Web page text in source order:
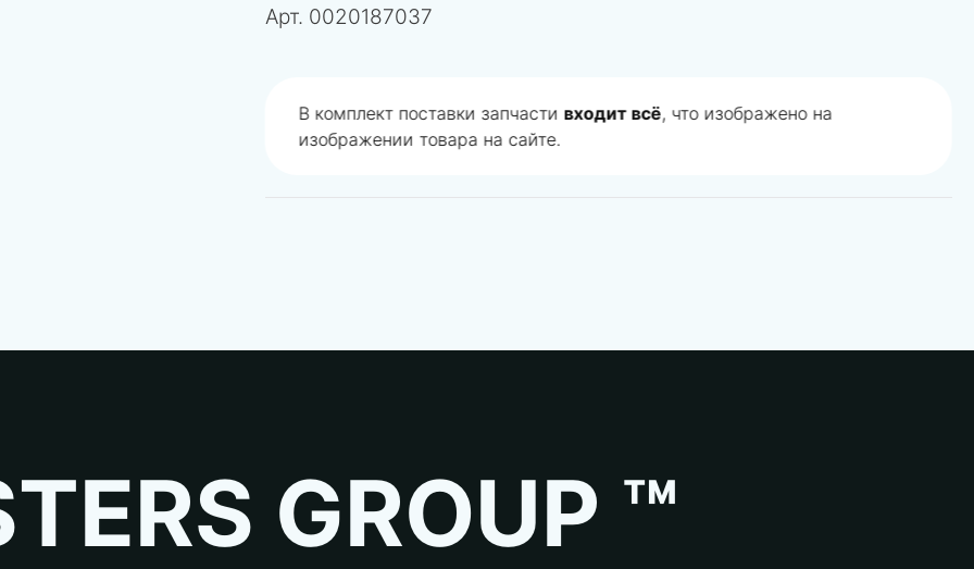
Арт. 0020187037
В комплект поставки запчасти входит всё, что изображено на
изображении товара на сайте.
GROUP ™